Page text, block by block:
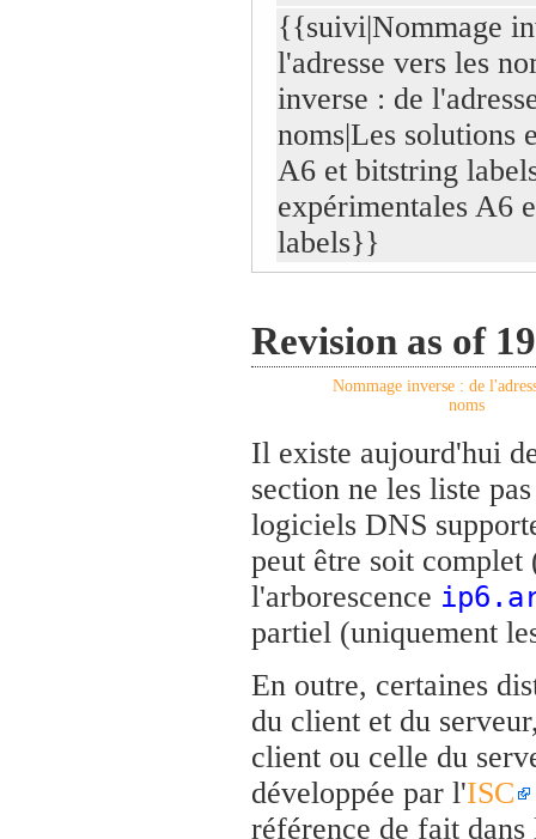
{{suivi|Nommage
l'adresse vers les
inverse : de
noms|Les solutions
A6 et bitstring
expérimentales A6
labels}}
Revision as of
Nommage inverse : de
noms
Il existe aujourd'hui
section ne les liste
logiciels DNS
peut être soit
l'arborescence
partiel (uniquement
En outre, certaines
du client et du
client ou celle du
développée par l'ISC
référence de fait